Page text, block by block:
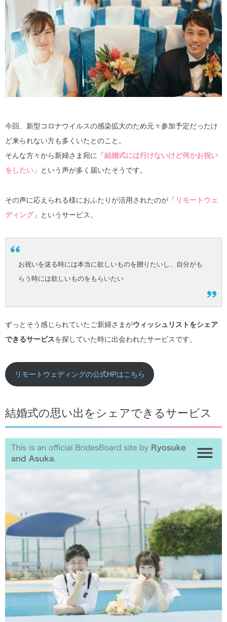
今回、新型コロナウイルスの感染拡大のため元々参加予定だったけ
ど来られない方も多くいたとのこと。
そんな方々から新婦さま宛に
「結婚式には行けないけど何かお祝い
をしたい」
という声が多く届いたそうです。
その声に応えられる様におふたりが活用されたのが「 リモートウェ
ディング」というサービス。
お祝いを送る時には本当に欲しいものを贈りたいし、自分がも
らう時には欲しいものをもらいたい
ずっとそう感じられていたご新婦さまがウィッシュリストをシェア
できるサービスを探していた時に出会われたサービスです。
リモートウェディングの公式HPはこちら
結婚式の思い出をシェアできるサービス